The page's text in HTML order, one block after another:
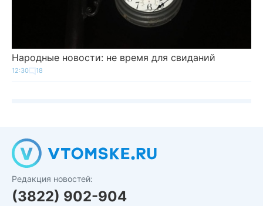
Народные новости: не время для свиданий
12:30 18
Редакция новостей:
(3822) 902-904